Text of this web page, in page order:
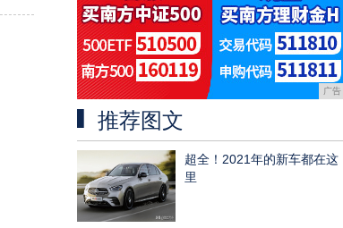
广告
推荐图文
超全！2021年的新车都在这
里